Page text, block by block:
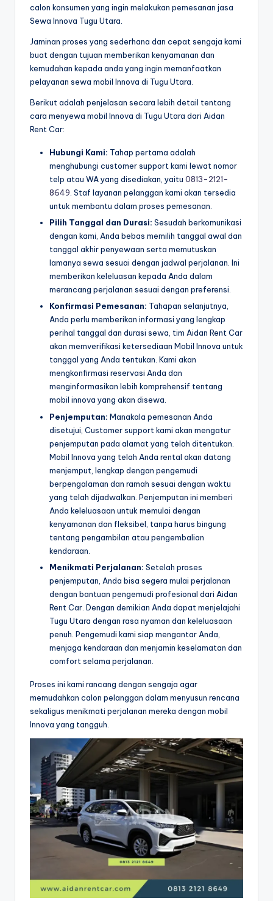
calon konsumen yang ingin melakukan pemesanan jasa
Sewa Innova Tugu Utara.
Jaminan proses yang sederhana dan cepat sengaja kami
buat dengan tujuan memberikan kenyamanan dan
kemudahan kepada anda yang ingin memanfaatkan
pelayanan sewa mobil Innova di Tugu Utara.
Berikut adalah penjelasan secara lebih detail tentang
cara menyewa mobil Innova di Tugu Utara dari Aidan
Rent Car:
Hubungi Kami: Tahap pertama adalah
menghubungi customer support kami lewat nomor
telp atau WA yang disediakan, yaitu 0813-2121-
8649 . Staf layanan pelanggan kami akan tersedia
untuk membantu dalam proses pemesanan.
Pilih Tanggal dan Durasi: Sesudah berkomunikasi
dengan kami, Anda bebas memilih tanggal awal dan
tanggal akhir penyewaan serta memutuskan
lamanya sewa sesuai dengan jadwal perjalanan. Ini
memberikan keleluasan kepada Anda dalam
merancang perjalanan sesuai dengan preferensi.
Konfirmasi Pemesanan: Tahapan selanjutnya,
Anda perlu memberikan informasi yang lengkap
perihal tanggal dan durasi sewa, tim Aidan Rent Car
akan memverifikasi ketersediaan Mobil Innova untuk
tanggal yang Anda tentukan. Kami akan
mengkonfirmasi reservasi Anda dan
menginformasikan lebih komprehensif tentang
mobil innova yang akan disewa.
Penjemputan: Manakala pemesanan Anda
disetujui, Customer support kami akan mengatur
penjemputan pada alamat yang telah ditentukan.
Mobil Innova yang telah Anda rental akan datang
menjemput, lengkap dengan pengemudi
berpengalaman dan ramah sesuai dengan waktu
yang telah dijadwalkan. Penjemputan ini memberi
Anda keleluasaan untuk memulai dengan
kenyamanan dan fleksibel, tanpa harus bingung
tentang pengambilan atau pengembalian
kendaraan.
Menikmati Perjalanan: Setelah proses
penjemputan, Anda bisa segera mulai perjalanan
dengan bantuan pengemudi profesional dari Aidan
Rent Car. Dengan demikian Anda dapat menjelajahi
Tugu Utara dengan rasa nyaman dan keleluasaan
penuh. Pengemudi kami siap mengantar Anda,
menjaga kendaraan dan menjamin keselamatan dan
comfort selama perjalanan.
Proses ini kami rancang dengan sengaja agar
memudahkan calon pelanggan dalam menyusun rencana
sekaligus menikmati perjalanan mereka dengan mobil
Innova yang tangguh.